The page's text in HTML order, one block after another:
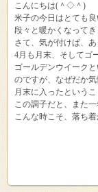
こんにちは(＾◇＾)
米子の今日はとても良
段々と暖かくなって
さて、気が付けば、
4月も月末、そしてゴ
ゴールデンウイーク
のですが、なぜだか気
月末に入ったという
この調子だと、また
こんな時こそ、落ち着